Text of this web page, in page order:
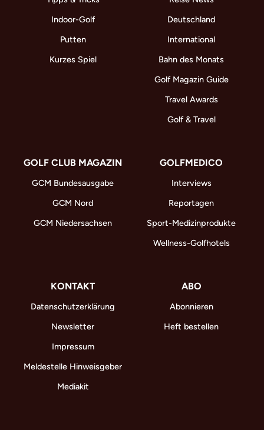
Indoor-Golf
Putten
Kurzes Spiel
Deutschland
International
Bahn des Monats
Golf Magazin Guide
Travel Awards
Golf & Travel
GOLF CLUB MAGAZIN
GCM Bundesausgabe
GCM Nord
GCM Niedersachsen
GOLFMEDICO
Interviews
Reportagen
Sport-Medizinprodukte
Wellness-Golfhotels
KONTAKT
Datenschutzerklärung
Newsletter
Impressum
Meldestelle Hinweisgeber
Mediakit
ABO
Abonnieren
Heft bestellen